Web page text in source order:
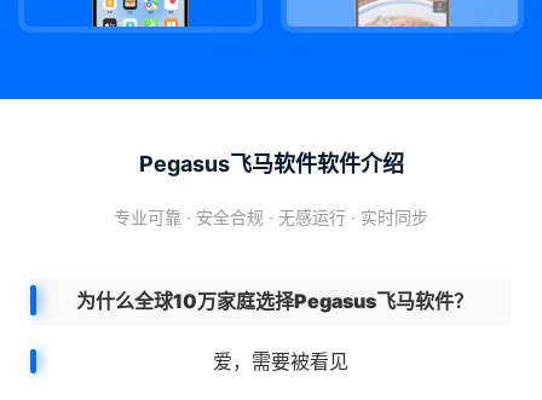
Pegasus飞马软件软件介绍
专业可靠 · 安全合规 · 无感运行 · 实时同步
为什么全球10万家庭选择Pegasus飞马软件？
爱，需要被看见